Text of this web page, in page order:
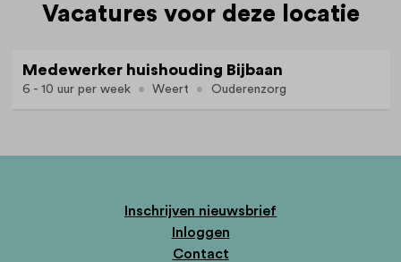
Vacatures voor deze locatie
Medewerker huishouding Bijbaan
6 - 10 uur per week Weert Ouderenzorg
Inschrijven nieuwsbrief
Inloggen
Contact